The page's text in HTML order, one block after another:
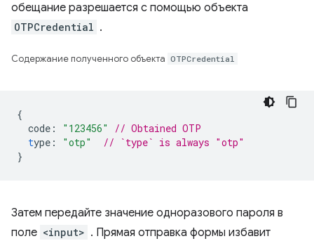
обещание разрешается с помощью объекта
OTPCredential .
Содержание полученного объекта OTPCredential
{
code : "123456"
// Obtained OTP
type : "otp"
// `type` is always "otp"
}
Затем передайте значение одноразового пароля в
поле <input> . Прямая отправка формы избавит